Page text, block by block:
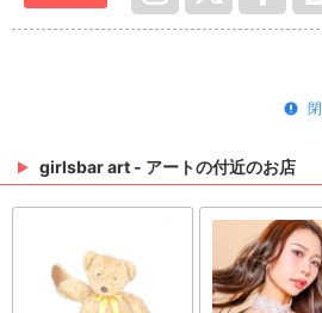
girlsbar art - アートの付近のお店